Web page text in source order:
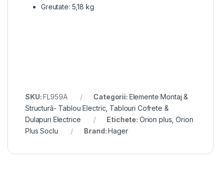
Greutate: 5,18 kg
SKU:FL959A Categorii: Elemente Montaj &
Structură- Tablou Electric Tablouri Cofrete &
Dulapuri Electrice
Etichete: Orion plus ,Orion
Plus Soclu
Brand:Hager